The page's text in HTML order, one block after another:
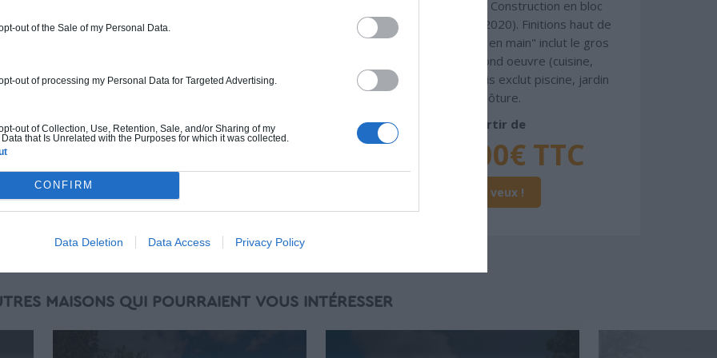
out of the Sale of my Personal Data.
out of processing my Personal Data for Targeted Advertising.
out of Collection, Use, Retention, Sale, and/or Sharing of my
that Is Unrelated with the Purposes for which it was collected.
CONFIRM
Data Deletion Data Access Privacy Policy
ossature bois isolé. Finitions haut de
peinture, sols...), mais exclut piscine, jardin
À partir de
96 000€ TTC
normes standards. Construction en bloc
coffrant isolant (RT 2020). Finitions haut de
gamme. Le prix "clé en main" inclut le gros
oeuvre et le second oeuvre (cuisine,
peinture, sols...), mais exclut piscine, jardin
et clôture.
À partir de
112 000€ TTC
Je la veux !
MAISONS QUI POURRAIENT VOUS INTÉRESSER